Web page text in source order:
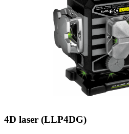
4D laser (LLP4DG)